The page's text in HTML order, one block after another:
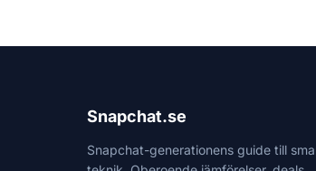
Snapchat.se
Snapchat-generationens guide till